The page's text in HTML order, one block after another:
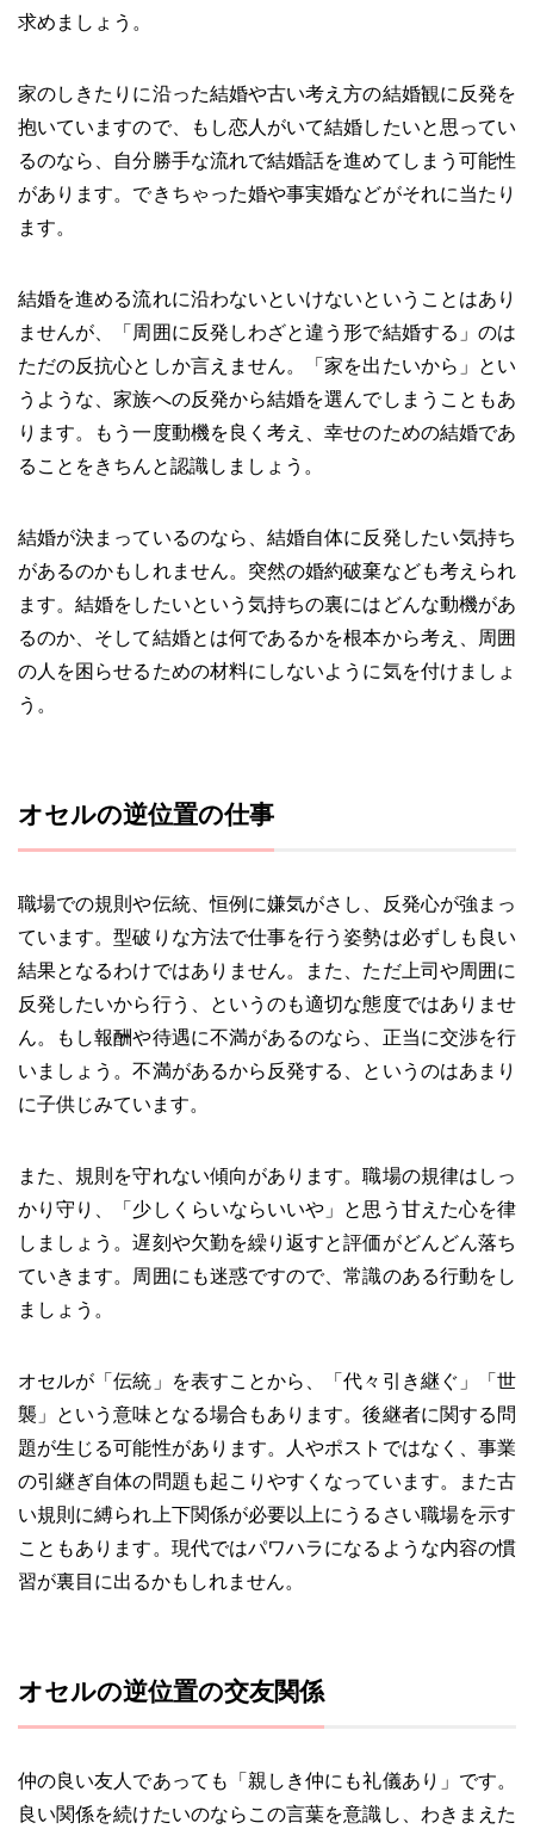
求めましょう。
家のしきたりに沿った結婚や古い考え方の結婚観に反発を
抱いていますので、もし恋人がいて結婚したいと思ってい
るのなら、自分勝手な流れで結婚話を進めてしまう可能性
があります。できちゃった婚や事実婚などがそれに当たり
ます。
結婚を進める流れに沿わないといけないということはあり
ませんが、「周囲に反発しわざと違う形で結婚する」のは
ただの反抗心としか言えません。「家を出たいから」とい
うような、家族への反発から結婚を選んでしまうこともあ
ります。もう一度動機を良く考え、幸せのための結婚であ
ることをきちんと認識しましょう。
結婚が決まっているのなら、結婚自体に反発したい気持ち
があるのかもしれません。突然の婚約破棄なども考えられ
ます。結婚をしたいという気持ちの裏にはどんな動機があ
るのか、そして結婚とは何であるかを根本から考え、周囲
の人を困らせるための材料にしないように気を付けましょ
う。
オセルの逆位置の仕事
職場での規則や伝統、恒例に嫌気がさし、反発心が強まっ
ています。型破りな方法で仕事を行う姿勢は必ずしも良い
結果となるわけではありません。また、ただ上司や周囲に
反発したいから行う、というのも適切な態度ではありませ
ん。もし報酬や待遇に不満があるのなら、正当に交渉を行
いましょう。不満があるから反発する、というのはあまり
に子供じみています。
また、規則を守れない傾向があります。職場の規律はしっ
かり守り、「少しくらいならいいや」と思う甘えた心を律
しましょう。遅刻や欠勤を繰り返すと評価がどんどん落ち
ていきます。周囲にも迷惑ですので、常識のある行動をし
ましょう。
オセルが「伝統」を表すことから、「代々引き継ぐ」「世
襲」という意味となる場合もあります。後継者に関する問
題が生じる可能性があります。人やポストではなく、事業
の引継ぎ自体の問題も起こりやすくなっています。また古
い規則に縛られ上下関係が必要以上にうるさい職場を示す
こともあります。現代ではパワハラになるような内容の慣
習が裏目に出るかもしれません。
オセルの逆位置の交友関係
仲の良い友人であっても「親しき仲にも礼儀あり」です。
良い関係を続けたいのならこの言葉を意識し、わきまえた